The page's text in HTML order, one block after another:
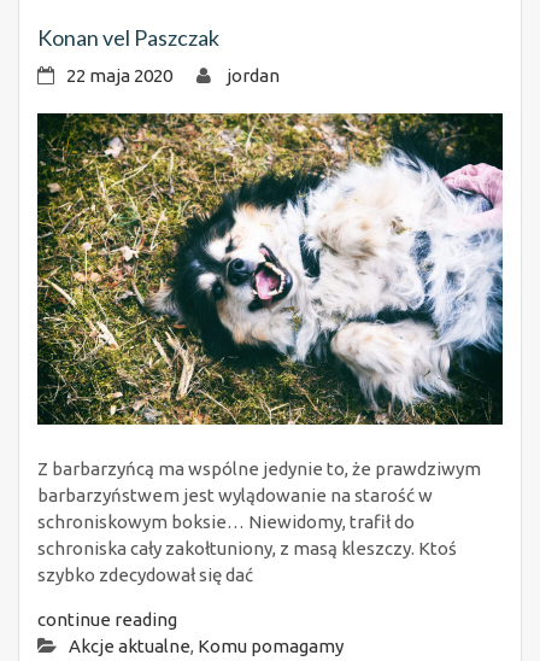
Konan vel Paszczak
22 maja 2020 jordan
Z barbarzyńcą ma wspólne jedynie to, że prawdziwym
barbarzyństwem jest wylądowanie na starość w
schroniskowym boksie… Niewidomy, trafił do
schroniska cały zakołtuniony, z masą kleszczy. Ktoś
szybko zdecydował się dać
continue reading
Akcje aktualne, Komu pomagamy